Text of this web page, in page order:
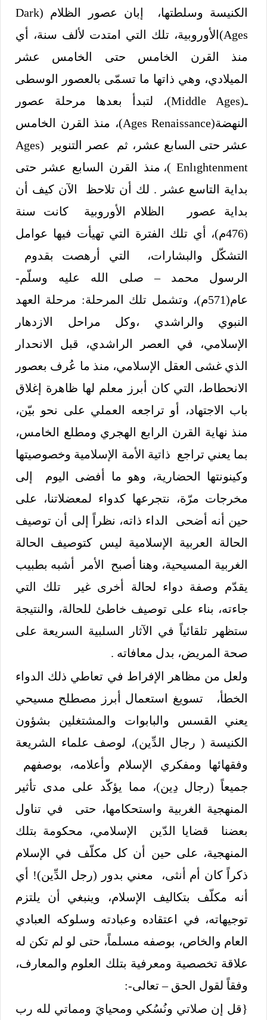
الكنيسة وسلطتها، إبان عصور الظلام (Dark
Ages)الأوروبية، تلك التي امتدت لألف سنة، أي
منذ القرن الخامس حتى الخامس عشر
الميلادي، وهي ذاتها ما تسمّى بالعصور الوسطى
ـ(Middle Ages)، لتبدأ بعدها مرحلة عصور
النهضة(Ages Renaissance)، منذ القرن الخامس
عشر حتى السابع عشر، ثم عصر التنوير Ages)
Enlıghtenment)، منذ القرن السابع عشر حتى
بداية التاسع عشر . لك أن تلاحظ الآن كيف أن
بداية عصور الظلام الأوروبية كانت سنة
(476م)، أي تلك الفترة التي تهيأت فيها عوامل
التشكّل والبشارات، التي أرهصت بقدوم
الرسول محمد – صلى الله عليه وسلّم-
عام(571م)، وتشمل تلك المرحلة: مرحلة العهد
النبوي والراشدي ،وكل مراحل الازدهار
الإسلامي، في العصر الراشدي، قبل الانحدار
الذي غشى العقل الإسلامي، منذ ما عُرف بعصور
الانحطاط، التي كان أبرز معلم لها ظاهرة إغلاق
باب الاجتهاد، أو تراجعه العملي على نحو بيّن،
منذ نهاية القرن الرابع الهجري ومطلع الخامس،
بما يعني تراجع ذاتية الأمة الإسلامية وخصوصيتها
وكينونتها الحضارية، وهو ما أفضى اليوم إلى
مخرجات مرّة، نتجرعها كدواء لمعضلاتنا، على
حين أنه أضحى الداء ذاته، نظراً إلى أن توصيف
الحالة العربية الإسلامية ليس كتوصيف الحالة
الغربية المسيحية، وهنا أصبح الأمر أشبه بطبيب
يقدّم وصفة دواء لحالة أخرى غير تلك التي
جاءته، بناء على توصيف خاطئ للحالة، والنتيجة
ستظهر تلقائياً في الآثار السلبية السريعة على
صحة المريض، بدل معافاته .
ولعل من مظاهر الإفراط في تعاطي ذلك الدواء
الخطأ، تسويغ استعمال أبرز مصطلح مسيحي
يعني القسس والبابوات والمشتغلين بشؤون
الكنيسة ( رجال الدِّين)، لوصف علماء الشريعة
وفقهائها ومفكري الإسلام وأعلامه، بوصفهم
جميعاً (رجال دِين)، مما يؤكّد على مدى تأثير
المنهجية الغربية واستحكامها، حتى في تناول
بعضنا قضايا الدّين الإسلامي، محكومة بتلك
المنهجية، على حين أن كل مكلّف في الإسلام
ذكراً كان أم أنثى، معني بدور (رجل الدِّين)! أي
أنه مكلّف بتكاليف الإسلام، وينبغي أن يلتزم
توجيهاته، في اعتقاده وعبادته وسلوكه العبادي
العام والخاص، بوصفه مسلماً، حتى لو لم تكن له
علاقة تخصصية ومعرفية بتلك العلوم والمعارف،
وفقاً لقول الحق – تعالى-:
{قل إن صلاتي ونُسُكي ومحيايَ ومماتي لله رب